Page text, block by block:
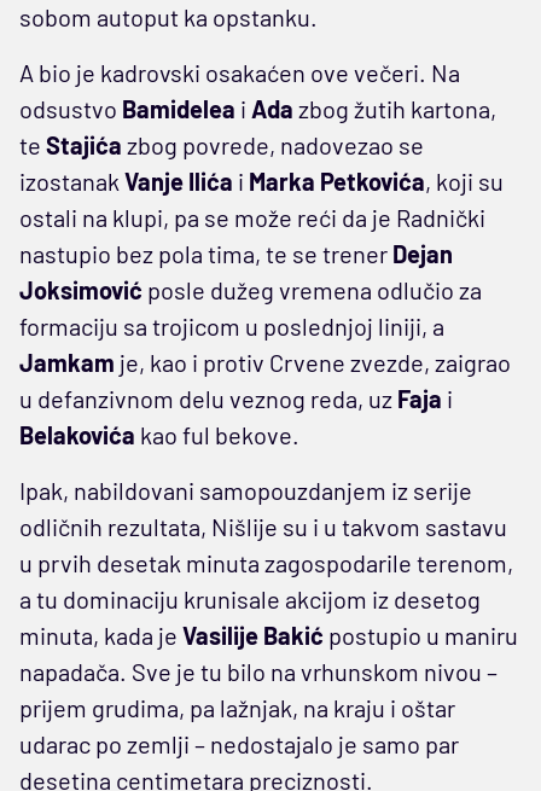
sobom autoput ka opstanku.
A bio je kadrovski osakaćen ove večeri. Na
odsustvo Bamidelea i Ada zbog žutih kartona,
te Stajića zbog povrede, nadovezao se
izostanak Vanje Ilića i Marka Petkovića, koji su
ostali na klupi, pa se može reći da je Radnički
nastupio bez pola tima, te se trener Dejan
Joksimović posle dužeg vremena odlučio za
formaciju sa trojicom u poslednjoj liniji, a
Jamkam je, kao i protiv Crvene zvezde, zaigrao
u defanzivnom delu veznog reda, uz Faja i
Belakovića kao ful bekove.
Ipak, nabildovani samopouzdanjem iz serije
odličnih rezultata, Nišlije su i u takvom sastavu
u prvih desetak minuta zagospodarile terenom,
a tu dominaciju krunisale akcijom iz desetog
minuta, kada je Vasilije Bakić postupio u maniru
napadača. Sve je tu bilo na vrhunskom nivou –
prijem grudima, pa lažnjak, na kraju i oštar
udarac po zemlji – nedostajalo je samo par
desetina centimetara preciznosti.